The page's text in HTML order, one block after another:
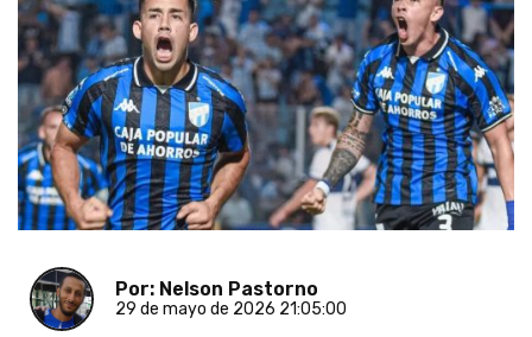
Por: Nelson Pastorno
29 de mayo de 2026 21:05:00